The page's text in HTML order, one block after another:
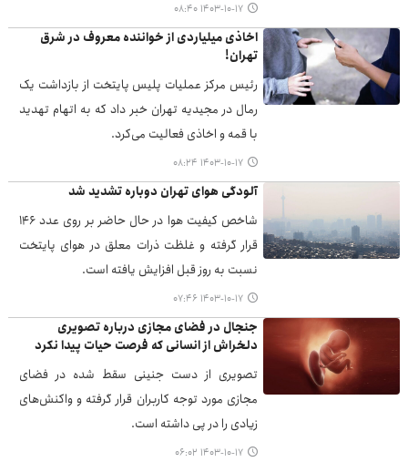
۱۴۰۳-۱۰-۱۷ ۰۸:۴۰
اخاذی میلیاردی از خواننده معروف در شرق
تهران!
رئیس مرکز عملیات پلیس پایتخت از بازداشت یک
رمال در مجیدیه تهران خبر داد که به اتهام تهدید
با قمه و اخاذی فعالیت می‌کرد.
۱۴۰۳-۱۰-۱۷ ۰۸:۲۴
آلودگی هوای تهران دوباره تشدید شد
شاخص کیفیت هوا در حال حاضر بر روی عدد ۱۴۶
قرار گرفته و غلظت ذرات معلق در هوای پایتخت
نسبت به روز قبل افزایش یافته است.
۱۴۰۳-۱۰-۱۷ ۰۷:۴۶
جنجال در فضای مجازی درباره تصویری
دلخراش از انسانی که فرصت حیات پیدا نکرد
تصویری از دست جنینی سقط شده در فضای
مجازی مورد توجه کاربران قرار گرفته و واکنش‌های
زیادی را در پی داشته است.
۱۴۰۳-۱۰-۱۷ ۰۶:۰۲